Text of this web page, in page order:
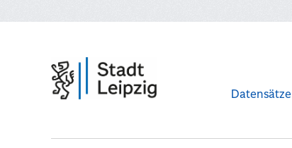
Datensätze